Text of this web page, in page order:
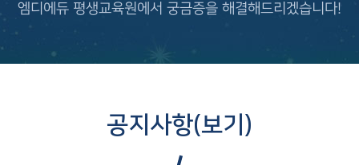
엠디에듀 평생교육원에서 궁금증을 해결해드리겠습니다!
공지사항(보기)